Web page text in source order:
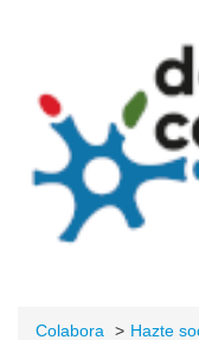
Colabora Hazte